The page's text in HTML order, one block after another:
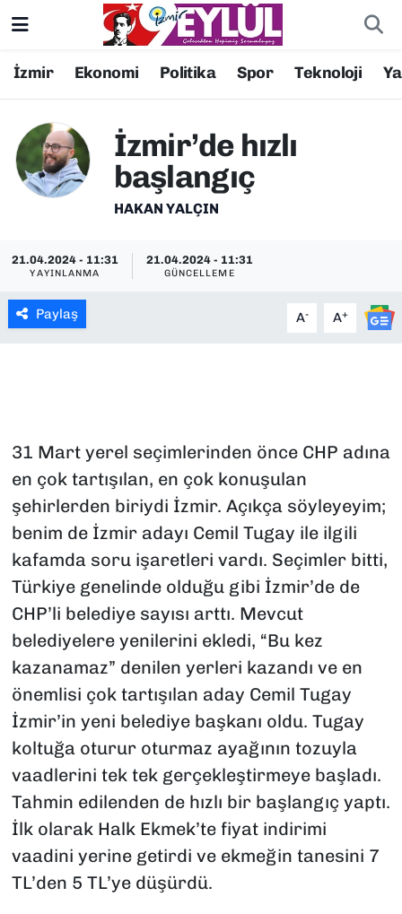
İzmir Ekonomi Politika Spor Teknoloji
İzmir’de hızlı
başlangıç
HAKAN YALÇIN
21.04.2024 - 11:31
YAYINLANMA
21.04.2024 - 11:31
GÜNCELLEME
Paylaş A- A+
31 Mart yerel seçimlerinden önce CHP adına
en çok tartışılan, en çok konuşulan
şehirlerden biriydi İzmir. Açıkça söyleyeyim;
benim de İzmir adayı Cemil Tugay ile ilgili
kafamda soru işaretleri vardı. Seçimler bitti,
Türkiye genelinde olduğu gibi İzmir’de de
CHP’li belediye sayısı arttı. Mevcut
belediyelere yenilerini ekledi, “Bu kez
kazanamaz” denilen yerleri kazandı ve en
önemlisi çok tartışılan aday Cemil Tugay
İzmir’in yeni belediye başkanı oldu. Tugay
koltuğa oturur oturmaz ayağının tozuyla
vaadlerini tek tek gerçekleştirmeye başladı.
Tahmin edilenden de hızlı bir başlangıç yaptı.
İlk olarak Halk Ekmek’te fiyat indirimi
vaadini yerine getirdi ve ekmeğin tanesini 7
TL’den 5 TL’ye düşürdü.
Resmi İlanlar
DÜNYA
EKONOMİ
KÜLTÜR SANAT
SPOR
TEKNOLOJİ
YAŞAM
YEREL YÖNETİMLER
Konak Nöbetçi Eczaneler
Konak Trafik Yoğunluk Haritası
Süper Lig Puan Durumu ve Fikstür
Tüm Manşetler
Son Dakika Haberleri